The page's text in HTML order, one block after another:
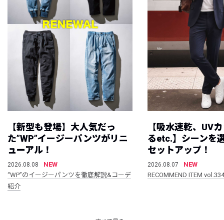
【新型も登場】大人気だっ
た”WP”イージーパンツがリニ
ューアル！
2026.08.08
NEW
“WP”のイージーパンツを徹底解説&コーデ
紹介
【吸水速乾、UV
るetc.】シーンを
セットアップ！
2026.08.07
NEW
RECOMMEND ITEM vol.334